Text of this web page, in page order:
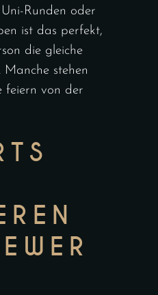
Runden oder
ist das perfekt,
die gleiche
Manche stehen
feiern von der